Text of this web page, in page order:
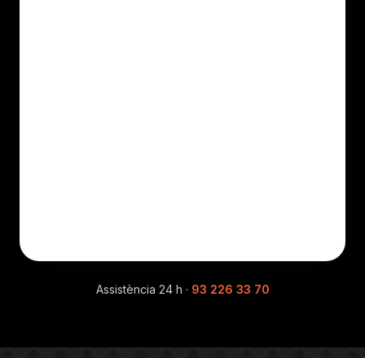
Assistència 24 h · 93 226 33 70